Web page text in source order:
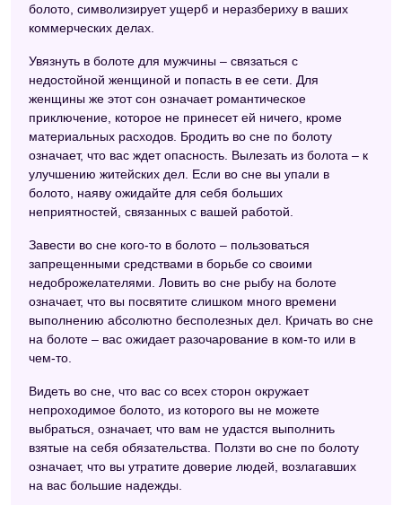
Сонник Роммеля
Сонник целительницы Федоровской
Сонник Нострадамуса
Совмещенный сонник
Английский сонник
Восточный сонник
Эзотерический сонник
Американский сонник Дениз Линн
Современный сонник
Сонник сексуальных снов
Сонник 2012
Сонник толкователь снов
болото, символизирует ущерб и неразбериху в ваших
коммерческих делах.
Увязнуть в болоте для мужчины – связаться с
недостойной женщиной и попасть в ее сети. Для
женщины же этот сон означает романтическое
приключение, которое не принесет ей ничего, кроме
материальных расходов. Бродить во сне по болоту
означает, что вас ждет опасность. Вылезать из болота – к
улучшению житейских дел. Если во сне вы упали в
болото, наяву ожидайте для себя больших
неприятностей, связанных с вашей работой.
Завести во сне кого-то в болото – пользоваться
запрещенными средствами в борьбе со своими
недоброжелателями. Ловить во сне рыбу на болоте
означает, что вы посвятите слишком много времени
выполнению абсолютно бесполезных дел. Кричать во сне
на болоте – вас ожидает разочарование в ком-то или в
чем-то.
Видеть во сне, что вас со всех сторон окружает
непроходимое болото, из которого вы не можете
выбраться, означает, что вам не удастся выполнить
взятые на себя обязательства. Ползти во сне по болоту
означает, что вы утратите доверие людей, возлагавших
на вас большие надежды.